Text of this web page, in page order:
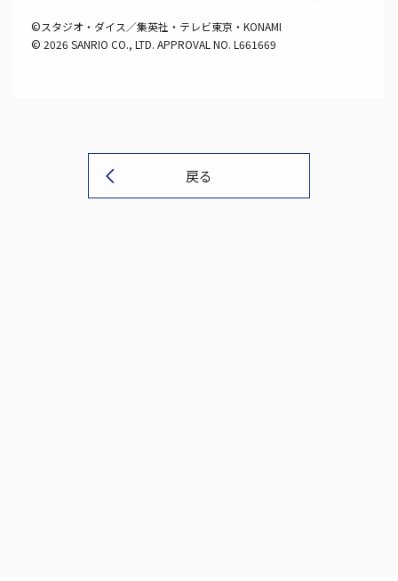
©スタジオ・ダイス／集英社・テレビ東京・KONAMI
© 2026 SANRIO CO., LTD. APPROVAL NO. L661669
戻る